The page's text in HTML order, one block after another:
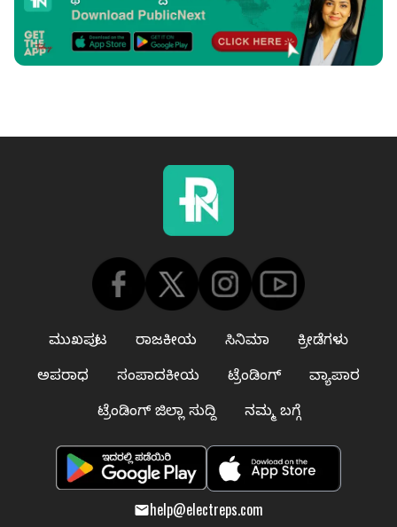
ಮುಖಪುಟ ರಾಜಕೀಯ ಸಿನಿಮಾ
ಕ್ರೀಡೆಗಳು
ಅಪರಾಧ
ಸಂಪಾದಕೀಯ ಟ್ರೆಂಡಿಂಗ್
ವ್ಯಾಪಾರ
ಟ್ರೆಂಡಿಂಗ್ ಜಿಲ್ಲಾ ಸುದ್ದಿ
ನಮ್ಮ ಬಗ್ಗೆ
help@electreps.com